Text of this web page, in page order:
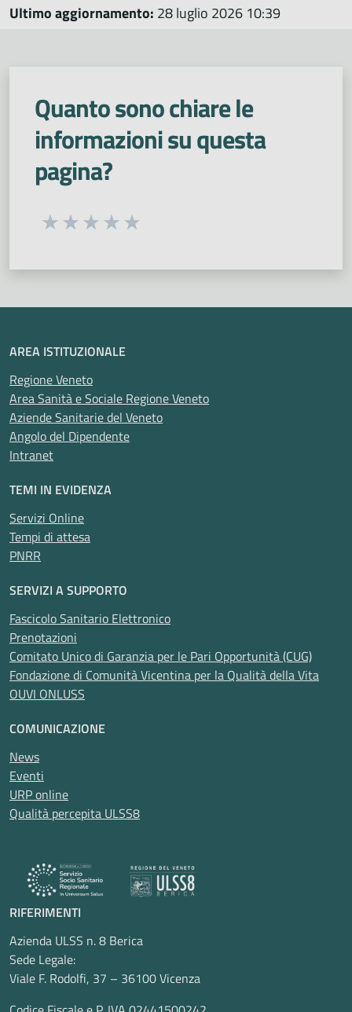
Ultimo aggiornamento: 28 luglio 2026 10:39
Quanto sono chiare le
informazioni su questa
pagina?
Seleziona una valutazione da 1 a 5 stelle
AREA ISTITUZIONALE
Regione Veneto
Area Sanità e Sociale Regione Veneto
Aziende Sanitarie del Veneto
Angolo del Dipendente
Intranet
TEMI IN EVIDENZA
Servizi Online
Tempi di attesa
PNRR
SERVIZI A SUPPORTO
Fascicolo Sanitario Elettronico
Prenotazioni
Comitato Unico di Garanzia per le Pari Opportunità (CUG)
Fondazione di Comunità Vicentina per la Qualità della Vita
OUVI ONLUSS
COMUNICAZIONE
News
Eventi
URP online
Qualità percepita ULSS8
RIFERIMENTI
Azienda ULSS n. 8 Berica
Sede Legale:
Viale F. Rodolfi, 37 – 36100 Vicenza